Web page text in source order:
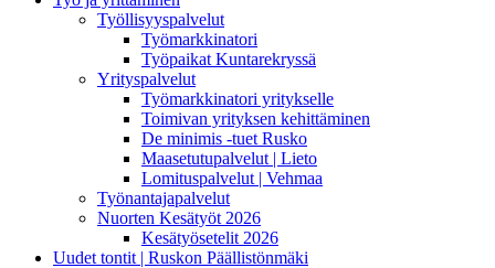
Työllisyyspalvelut
Työmarkkinatori
Työpaikat Kuntarekryssä
Yrityspalvelut
Työmarkkinatori yritykselle
Toimivan yrityksen kehittäminen
De minimis -tuet Rusko
Maasetutupalvelut | Lieto
Lomituspalvelut | Vehmaa
Työnantajapalvelut
Nuorten Kesätyöt 2026
Kesätyösetelit 2026
Uudet tontit | Ruskon Päällistönmäki